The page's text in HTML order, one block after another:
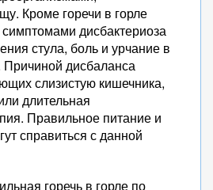
Кроме горечи в горле
дисбактериоза
стула, боль и урчание в
дисбаланса
слизистую кишечника,
длительная
Правильное питание и
справиться с данной
горечь в горле по